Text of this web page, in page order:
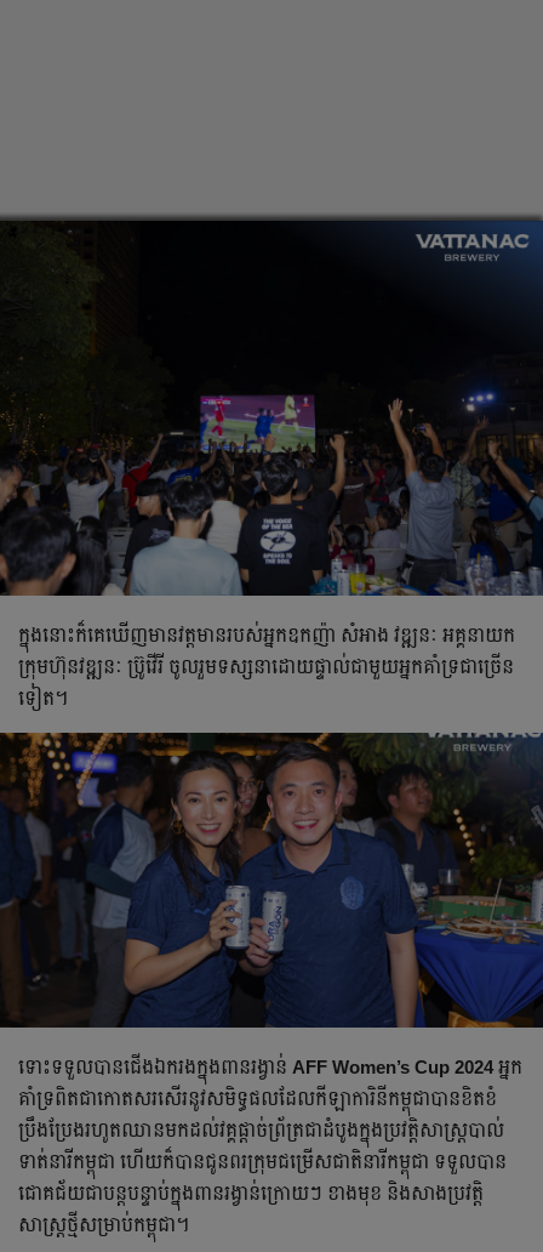
ក្នុងនោះក៏គេឃើញមានវត្តមានរបស់អ្នកឧកញ៉ា សំអាង វឌ្ឍនៈ អគ្គនាយក
ក្រុមហ៊ុនវឌ្ឍនៈ ប្រ៊ូវើរី ចូលរួមទស្សនាដោយផ្ទាល់ជាមួយអ្នកគាំទ្រជាច្រើន
ទៀត។
ទោះទទួលបានជើងឯករងក្នុងពានរង្វាន់ AFF Women’s Cup 2024អ្នក
គាំទ្រពិតជាកោតសរសើរនូវសមិទ្ធផលដែលកីឡាការិនីកម្ពុជាបានខិតខំ
ប្រឹងប្រែងរហូតឈានមកដល់វគ្គផ្ដាច់ព្រ័ត្រជាដំបូងក្នុងប្រវត្តិសាស្រ្តបាល់
ទាត់នារីកម្ពុជា ហើយក៏បានជូនពរក្រុមជម្រើសជាតិនារីកម្ពុជា ទទួលបាន
ជោគជ័យជាបន្តបន្ទាប់ក្នុងពានរង្វាន់ក្រោយៗ ខាងមុខ និងសាងប្រវត្តិ
សាស្រ្តថ្មីសម្រាប់កម្ពុជា។